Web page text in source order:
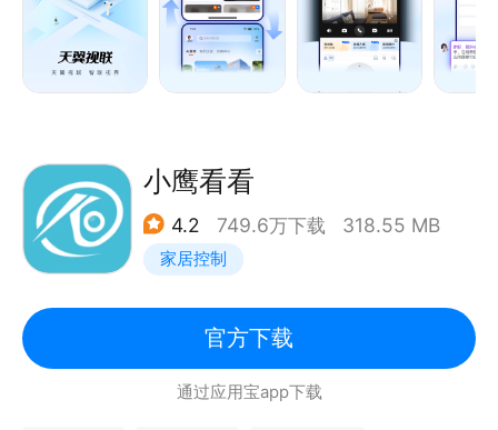
小鹰看看
4.2 749.6万下载 318.55 MB
家居控制
官方下载
通过应用宝app下载